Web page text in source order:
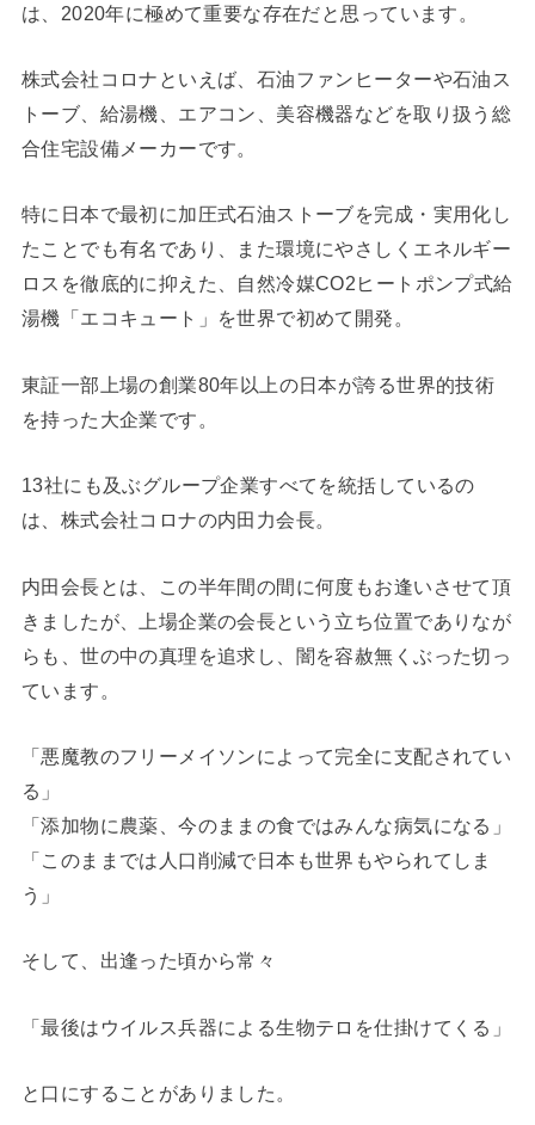
は、2020年に極めて重要な存在だと思っています。
株式会社コロナといえば、石油ファンヒーターや石油ス
トーブ、給湯機、エアコン、美容機器などを取り扱う総
合住宅設備メーカーです。
特に日本で最初に加圧式石油ストーブを完成・実用化し
たことでも有名であり、また環境にやさしくエネルギー
ロスを徹底的に抑えた、自然冷媒CO2ヒートポンプ式給
湯機「エコキュート」を世界で初めて開発。
東証一部上場の創業80年以上の日本が誇る世界的技術
を持った大企業です。
13社にも及ぶグループ企業すべてを統括しているの
は、株式会社コロナの内田力会長。
内田会長とは、この半年間の間に何度もお逢いさせて頂
きましたが、上場企業の会長という立ち位置でありなが
らも、世の中の真理を追求し、闇を容赦無くぶった切っ
ています。
「悪魔教のフリーメイソンによって完全に支配されてい
る」
「添加物に農薬、今のままの食ではみんな病気になる」
「このままでは人口削減で日本も世界もやられてしま
う」
そして、出逢った頃から常々
「最後はウイルス兵器による生物テロを仕掛けてくる」
と口にすることがありました。